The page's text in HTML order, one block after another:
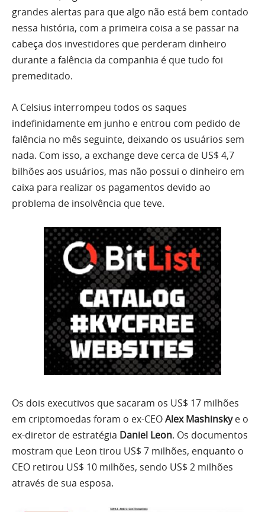
grandes alertas para que algo não está bem contado
nessa história, com a primeira coisa a se passar na
cabeça dos investidores que perderam dinheiro
durante a falência da companhia é que tudo foi
premeditado.
A Celsius interrompeu todos os saques
indefinidamente em junho e entrou com pedido de
falência no mês seguinte, deixando os usuários sem
nada. Com isso, a exchange deve cerca de US$ 4,7
bilhões aos usuários, mas não possui o dinheiro em
caixa para realizar os pagamentos devido ao
problema de insolvência que teve.
Os dois executivos que sacaram os US$ 17 milhões
em criptomoedas foram o ex-CEOAlex Mashinskye o
ex-diretor de estratégia Daniel Leon. Os documentos
mostram que Leon tirou US$ 7 milhões, enquanto o
CEO retirou US$ 10 milhões, sendo US$ 2 milhões
através de sua esposa.